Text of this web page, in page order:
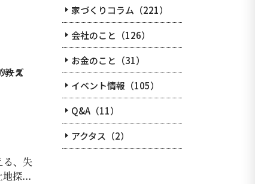
る、失
地探...
家づくりコラム（221）
会社のこと（126）
お金のこと（31）
イベント情報（105）
Q&A（11）
アクタス（2）